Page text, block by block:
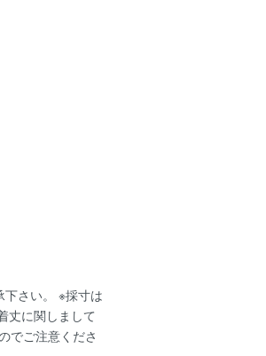
さい。 ※採寸は
丈に関しまして
でご注意くださ